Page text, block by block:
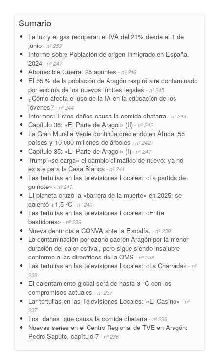
Sumario
La luz y el gas recuperan el IVA del 21% desde el 1 de
junio - nº 253
Informe sobre Población de origen Inmigrado en España,
2024 - nº 247
Aborrecible Guerra: 25 apuntes - nº 246
El 55 % de la población de Aragón respiró aire contaminado
por encima de los nuevos límites legales - nº 245
¿Cómo afecta el uso de la IA en la educación de los
jóvenes? - nº 244
Informes: Estos daños causa la comida chatarra - nº 243
Capítulo 36: «El Parte de Aragol» (II) - nº 242
La Gran Muralla Verde continúa creciendo en África: 55
países y 10 000 millones de árboles - nº 242
Capítulo 35: «El Parte de Aragol» (I) - nº 241
Trump «se carga» el cambio climático de nuevo: ya no
existe para la Casa Blanca - nº 241
Las tertulias en las televisiones Locales: «La partida de
guiñote» - nº 240
El planeta cruzó la «barrera de la muerte» en 2025: se
calentó +1,5 ºC - nº 240
Las tertulias en las televisiones Locales: «Entre
bastidores» - nº 239
Nueva denuncia a CONVA ante la Fiscalía. - nº 239
La contaminación por ozono cae en Aragón por la menor
duración del calor estival, pero sigue siendo insalubre
conforme a las directrices de la OMS - nº 238
Las tertulias en las televisiones Locales: «La Charrada» - nº
238
El calentamiento global será de hasta 3 °C con los
compromisos actuales - nº 237
Lar tertulias en las Televisiones Locales: «El Casino» - nº
237
Los daños que causa la comida chatarra - nº 236
Nuevas series en el Centro Regional de TVE en Aragón:
Pedro Saputo, capítulo 7 - nº 236